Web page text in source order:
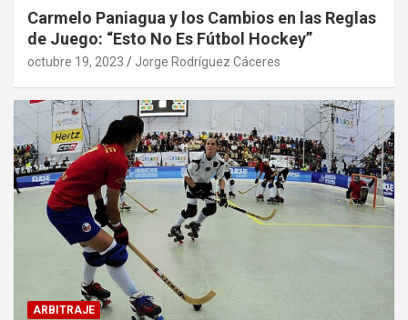
Carmelo Paniagua y los Cambios en las Reglas
de Juego: “Esto No Es Fútbol Hockey”
octubre 19, 2023 Jorge Rodríguez Cáceres
ARBITRAJE